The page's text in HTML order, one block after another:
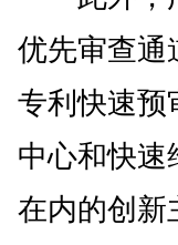
优先审查通
专利快速预
中心和快速
在内的创新